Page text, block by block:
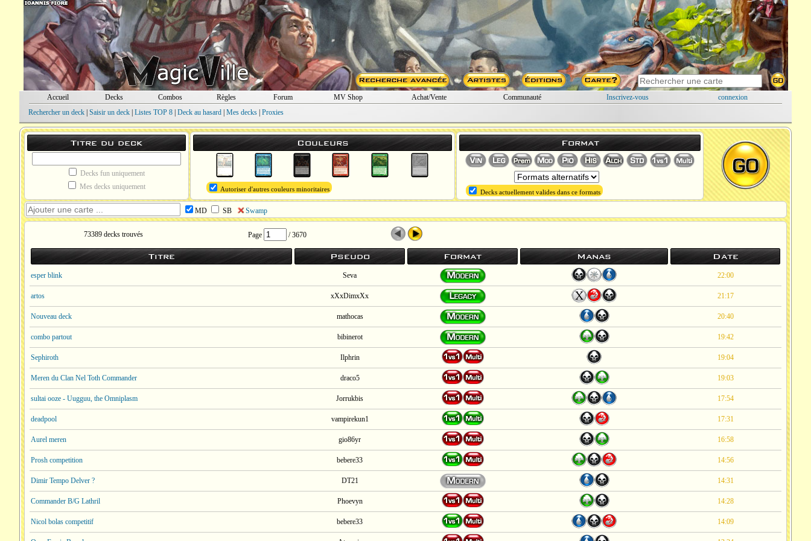
Accueil Decks Combos Règles Forum MV Shop Achat/Vente Communauté Inscrivez-vous
connexion
Rechercher un deck| Saisir un deck| Listes TOP 8| Deck au hasard| Mes decks| Proxies
Titre du deck
Decks fun uniquement
Mes decks uniquement
Couleurs
Autoriser d'autres couleurs minoritaires
Format
Decks actuellement valides dans ce formats
MD SB Swamp
73389 decks trouvés Page / 3670
Titre Pseudo Format Manas Date
esper blink Seva 22:00
artos xXxDimxXx 21:17
Nouveau deck mathocas 20:40
combo partout bibinerot 19:42
Sephiroth Ilphrin 19:04
Meren du Clan Nel Toth Commander draco5 19:03
sultai ooze - Uugguu, the Omniplasm Jorrukbis 17:54
deadpool vampirekun1 17:31
Aurel meren gio86yr 16:58
Prosh competition bebere33 14:56
Dimir Tempo Delver ? DT21 14:31
Commander B/G Lathril Phoevyn 14:28
Nicol bolas competitif bebere33 14:09